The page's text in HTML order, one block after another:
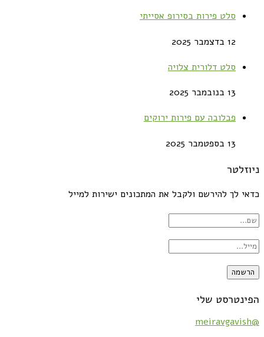
סלט פירות בסירופ אסייתי
12 בדצמבר 2025
סלט דלורית צלויה
13 בנובמבר 2025
פבלובה עם פירות ירוקים
13 בספטמבר 2025
ניוזלטר
כדאי לך להירשם ולקבל את המתכונים ישירות למייל
הפינטרסט שלי
@meiravgavish